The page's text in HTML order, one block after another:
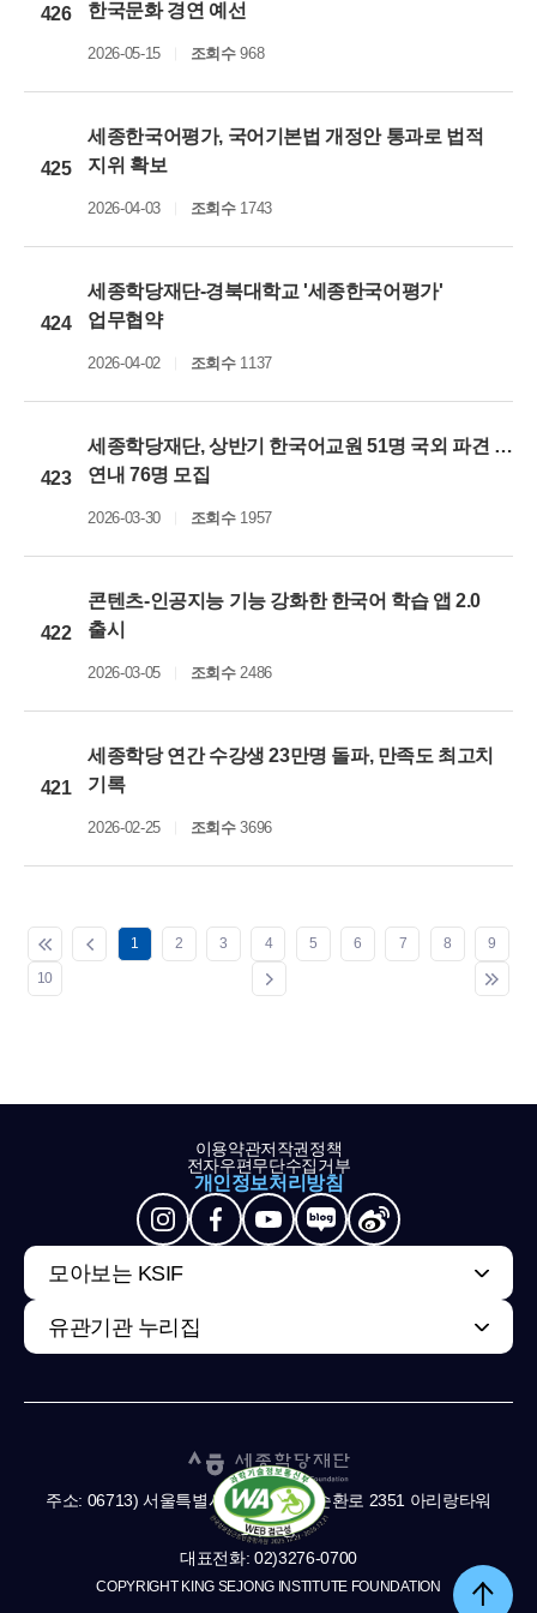
426 한국문화 경연 예선
2026-05-15 조회수968
425
세종한국어평가, 국어기본법 개정안 통과로 법적
지위 확보
2026-04-03 조회수1743
424
세종학당재단-경북대학교 '세종한국어평가'
업무협약
2026-04-02 조회수1137
423
세종학당재단, 상반기 한국어교원 51명 국외 파견 …
연내 76명 모집
2026-03-30 조회수1957
422
콘텐츠-인공지능 기능 강화한 한국어 학습 앱 2.0
출시
2026-03-05 조회수2486
421
세종학당 연간 수강생 23만명 돌파, 만족도 최고치
기록
2026-02-25 조회수3696
1 2 3 4 5 6 7 8 9
10
이용약관저작권정책
전자우편무단수집거부
개인정보처리방침
모아보는 KSIF
유관기관 누리집
주소: 06713) 서울특별시 서초구 남부순환로 2351 아리랑타워
11,13층
대표전화: 02)3276-0700
COPYRIGHT KING SEJONG INSTITUTE FOUNDATION